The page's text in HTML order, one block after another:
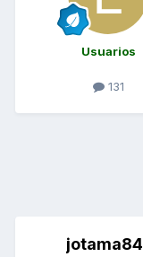
Usuarios
131
jotama84